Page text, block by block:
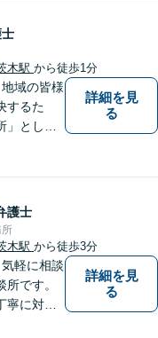
軽にご
木駅 から徒歩1分
地域の皆様
するた
として
詳細を見
る
護士
木駅 から徒歩3分
気軽に相談
です。
に対応
詳細を見
る